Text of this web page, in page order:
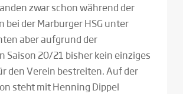
zwar schon während der
bei der Marburger HSG unter
aber aufgrund der
Saison 20/21 bisher kein einziges
den Verein bestreiten. Auf der
steht mit Henning Dippel